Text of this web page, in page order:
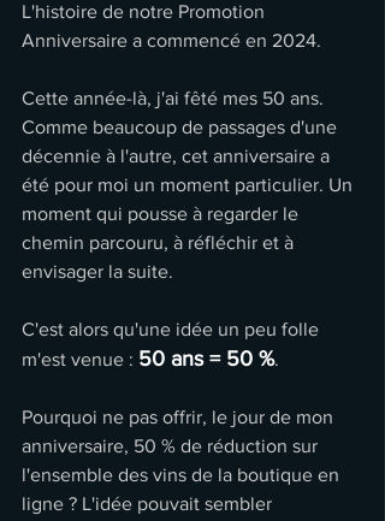
L'histoire de notre Promotion
Anniversaire a commencé en 2024.
Cette année-là, j'ai fêté mes 50 ans.
Comme beaucoup de passages d'une
décennie à l'autre, cet anniversaire a
été pour moi un moment particulier. Un
moment qui pousse à regarder le
chemin parcouru, à réfléchir et à
envisager la suite.
C'est alors qu'une idée un peu folle
m'est venue : 50 ans = 50 %.
Pourquoi ne pas offrir, le jour de mon
anniversaire, 50 % de réduction sur
l'ensemble des vins de la boutique en
ligne ? L'idée pouvait sembler